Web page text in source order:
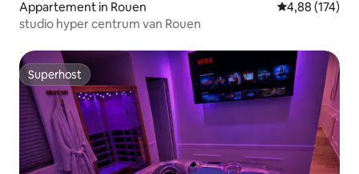
Appartement in Rouen Gemiddelde
4,88 (174)
studio hyper centrum van Rouen
Superhost
Superhost